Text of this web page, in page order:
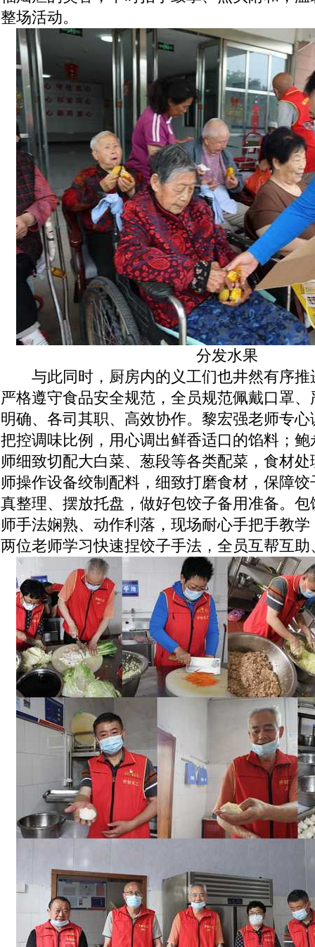
整场活动。
分发水果
与此同时，厨房内的义工们也井然有序推
严格遵守食品安全规范，全员规范佩戴口罩
明确、各司其职、高效协作。黎宏强老师专
把控调味比例，用心调出鲜香适口的馅料；
师细致切配大白菜、葱段等各类配菜，食材
师操作设备绞制配料，细致打磨食材，保障
真整理、摆放托盘，做好包饺子备用准备。
师手法娴熟、动作利落，现场耐心手把手教
两位老师学习快速捏饺子手法，全员互帮互